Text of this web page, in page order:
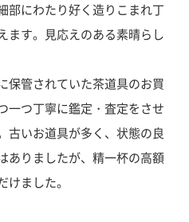
部にわたり好く造りこまれ丁
ます。見応えのある素晴らし
保管されていた茶道具のお買
一つ丁寧に鑑定・査定をさせ
古いお道具が多く、状態の良
ありましたが、精一杯の高額
けました。